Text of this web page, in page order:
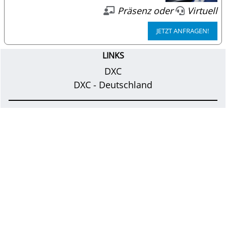
Präsenz oder Virtuell
JETZT ANFRAGEN!
LINKS
DXC
DXC - Deutschland